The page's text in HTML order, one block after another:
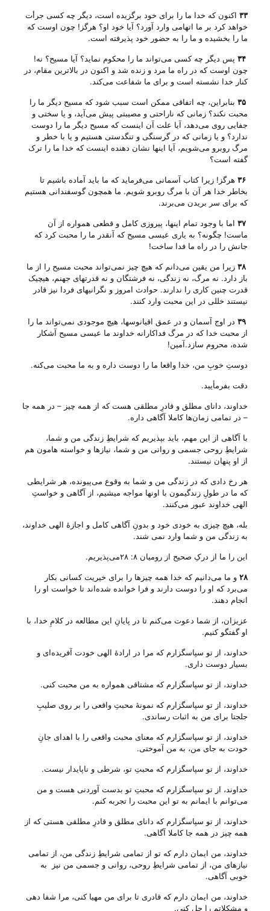
۳۳اکنون که خدا ما را برای خود برگزیده است، دیگر چه کسی جرأت
خواهد کرد بر ما اتهامی وارد آورد؟ آیا خود او؟ هرگز! چون اوست که
ما را بخشیده و ما را به حضور خود پذیرفته است.
پس دیگر چه کسی می‌تواند ما را محکوم نماید؟ آیا مسیح؟ نه!
چون اوست که در راه ما مرد و زنده شد و اکنون در بالاترین مقام، در
کنار خدا نشسته است و برای ما شفاعت می‌کند.
بنابراین، چه اتفاقی ممکن است سبب شود که مسیح دیگر ما را
محبت نکند؟ زمانی که ناراحتی و مصیبتی پیش می‌آید، و یا سختی و
جفایی روی می‌دهد، آیا علت آن اینست که مسیح دیگر ما را دوست
ندارد؟ و یا زمانی که در گرسنگی و تنگدستی هستیم و یا با خطر و
مرگ روبرو می‌شویم، آیا اینها نشان دهنده اینست که خدا ما را ترک
گفته است؟
هرگز! زیرا کتاب آسمانی می‌فرماید که ما باید آماده باشیم تا
بخاطر خدا هر آن با مرگ روبرو شویم. ما همچون گوسفندانی هستیم
که برای سر بریدن می‌برند.
۳۷
اما با وجود تمام اینها، پیروزی کامل و قطعی همواره از آن
ماست! چگونه؟ به یاری عیسی مسیح که آنقدر ما را محبت کرد که
جانش را در راه ما فدا ساخت!
زیرا من یقین می‌دانم که هیچ چیز نمی‌تواند محبت مسیح را از ما
باز دارد. نه مرگ، نه زندگی، نه فرشتگان و نه قدرتهای جهنم، هیچیک
قدرت چنین کاری را ندارند. حوادث امروز و نگرانیهای فردا نیز قادر
نیستند خللی در این محبت وارد کنند.
در اوج آسمان و در عمق اقیانوسها، هیچ موجودی نمی‌تواند ما را
از محبت خدا که در مرگ فداکارانه خداوند ما عیسی مسیح آشکار
شده، محروم سازد.آمین!
دوستِ خوبِ من، خدا واقعا ما را دوست داره و به ما محبت می‌‌کنه.
دقت بفرمأیید.
خداوند، دانای مطلق و قادرِ مطلقی هست که از همه چیز – در همه جا
– در تمامی زمان‌ها کاملا آگاهی داره.
با آگاهی از این مهم، باید بپذیریم که شرایطِ زندگی من و شما،
شرایطِ روحی جسمی و روانی من و شما، نیاز‌ها و خواسته هامون هم
از او پنهان نیستند.
هر رخ دادی که در زندگی من و شما به وقوع می‌‌پیونده، هر شرایطی
که ما در طولِ زندگیمون با اونها مواجه میشیم، از آگاهی و خواستِ
الهی خداوند عبور می‌‌کنند.
بله، هیچ چیزی به خودی خود و بدونِ آگاهی کامل و اجازهٔ الهی خداوند،
به زندگی من و شما وارد نمی شند.
این را ما از درکِ صحیح از رومیان ۸: ۲۸می‌‌پذیریم.
۲۸و ما می‌دانیم که خدا همه چیزها را برای خیریت کسانی بکار
می‌برد که او را دوست دارند و فرا خوانده شده‌اند تا خواست او را
انجام دهند.
عزیزان، از شما دعوت می‌‌کنم تا در پایانِ این مطالعه در کلامِ خدا، با
او گفتگو کنیم.
خداوند، از تو سپاسگزارم که مرا در ارادهٔ الهی خودت آفریده‌ای و
بسیار دوست داری.
خداوند، از تو سپاسگزارم که مشتاقی همواره به من محبت کنی.
خداوند، از تو سپاسگزارم که نمونهٔ محبتِ واقعی را بر روی صلیبِ
جلجتا برای من به اثبات رساندی.
خداوند، از تو سپاسگزارم که معنای محبت واقعی را با اهدای جانِ
خودت به جای من، به من آموختی.
خداوند، از تو سپاسگزارم که محبتِ تو، شرطی و ناپایدار نیست.
خداوند، از تو سپاسگزارم که محبتِ تو بدست آوردنی هست و من
می‌‌توانم با ایمانم به تو این محبت را تجربه کنم.
خداوند، از تو سپاسگزارم که دانای مطلق و قادرِ مطلقی هستی‌ که از
همه چیز در همه جا کاملا آگاهی.
خداوند، من ایمان دارم که تو از تمامی شرایطِ زندگی من، از تمامی
نیاز‌های من، از تمامی شرایطِ روحی، روانی و جسمی من نیز به
خوبی آگاهی.
خداوند، من ایمان دارم که قادری تا برای من مهیا کنی، مرا شفا دهی
و مشکلاتم را حل کنی.